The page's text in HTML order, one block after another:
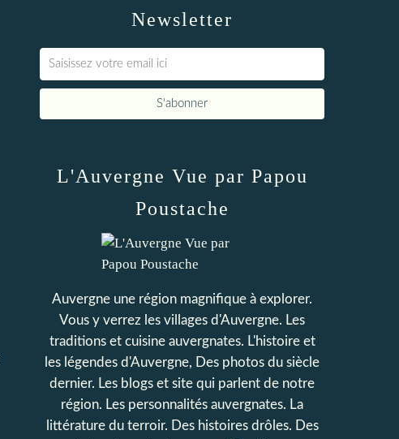
Newsletter
L'Auvergne Vue par Papou
Poustache
Auvergne une région magnifique à explorer.
Vous y verrez les villages d'Auvergne. Les
traditions et cuisine auvergnates. L'histoire et
les légendes d'Auvergne, Des photos du siècle
dernier. Les blogs et site qui parlent de notre
région. Les personnalités auvergnates. La
littérature du terroir. Des histoires drôles. Des